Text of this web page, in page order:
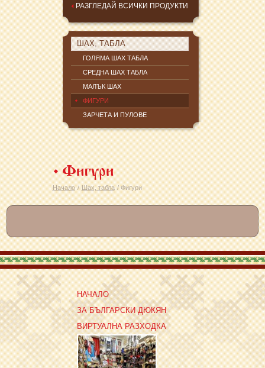
РАЗГЛЕДАЙ ВСИЧКИ ПРОДУКТИ
ШАХ, ТАБЛА
ГОЛЯМА ШАХ ТАБЛА
СРЕДНА ШАХ ТАБЛА
МАЛЪК ШАХ
ФИГУРИ
ЗАРЧЕТА И ПУЛОВЕ
Фигури
Начало/Шах, табла/ Фигури
НАЧАЛО
ЗА БЪЛГАРСКИ ДЮКЯН
ВИРТУАЛНА РАЗХОДКА